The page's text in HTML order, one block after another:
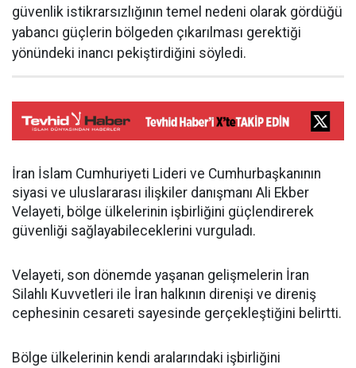
güvenlik istikrarsızlığının temel nedeni olarak gördüğü
yabancı güçlerin bölgeden çıkarılması gerektiği
yönündeki inancı pekiştirdiğini söyledi.
İran İslam Cumhuriyeti Lideri ve Cumhurbaşkanının
siyasi ve uluslararası ilişkiler danışmanı Ali Ekber
Velayeti, bölge ülkelerinin işbirliğini güçlendirerek
güvenliği sağlayabileceklerini vurguladı.
Velayeti, son dönemde yaşanan gelişmelerin İran
Silahlı Kuvvetleri ile İran halkının direnişi ve direniş
cephesinin cesareti sayesinde gerçekleştiğini belirtti.
Bölge ülkelerinin kendi aralarındaki işbirliğini